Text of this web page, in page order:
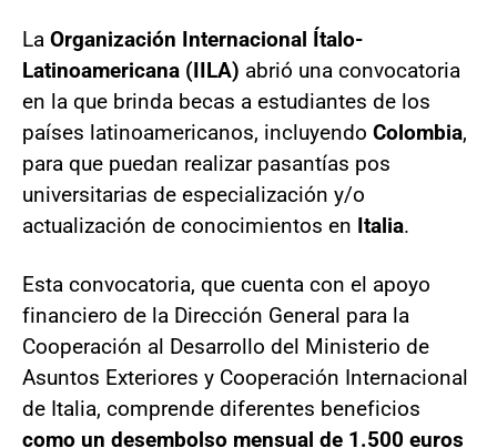
La Organización Internacional Ítalo-
Latinoamericana (IILA) abrió una convocatoria
en la que brinda becas a estudiantes de los
países latinoamericanos, incluyendo Colombia,
para que puedan realizar pasantías pos
universitarias de especialización y/o
actualización de conocimientos en Italia.
Esta convocatoria, que cuenta con el apoyo
financiero de la Dirección General para la
Cooperación al Desarrollo del Ministerio de
Asuntos Exteriores y Cooperación Internacional
de Italia, comprende diferentes beneficios
como un desembolso mensual de 1.500 euros